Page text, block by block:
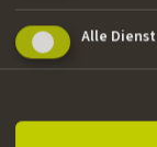
Nationalität
E-Mail
Alle